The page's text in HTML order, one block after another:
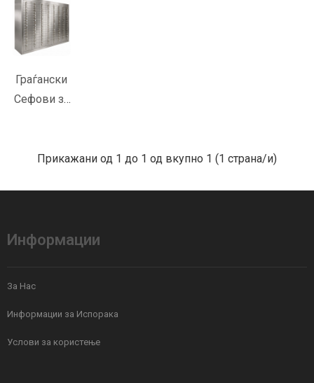
Граѓански
Сефови за
ВО
КОШНИЧКА
Во желби
За споредба
Прикажани од 1 до 1 од вкупно 1 (1 страна/и)
Информации
За Нас
Информации за Испорака
Услови за користење